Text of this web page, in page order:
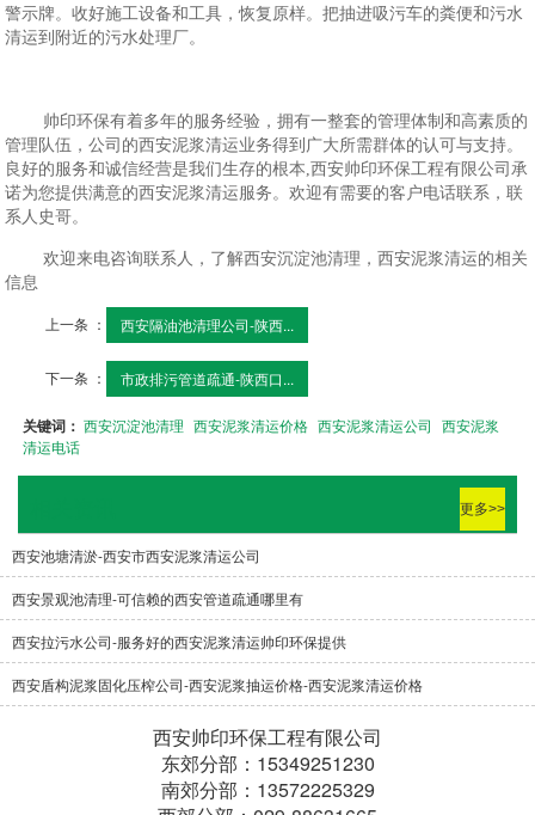
警示牌。收好施工设备和工具，恢复原样。把抽进吸污车的粪便和污水
清运到附近的污水处理厂。
帅印环保有着多年的服务经验，拥有一整套的管理体制和高素质的
管理队伍，公司的西安泥浆清运业务得到广大所需群体的认可与支持。
良好的服务和诚信经营是我们生存的根本,西安帅印环保工程有限公司承
诺为您提供满意的西安泥浆清运服务。欢迎有需要的客户电话联系，联
系人史哥。
欢迎来电咨询联系人，了解西安沉淀池清理，西安泥浆清运的相关
信息
上一条 ： 西安隔油池清理公司-陕西...
下一条 ： 市政排污管道疏通-陕西口...
关键词：西安沉淀池清理 西安泥浆清运价格 西安泥浆清运公司
西安泥浆
清运电话
更多>>
西安池塘清淤-西安市西安泥浆清运公司
西安景观池清理-可信赖的西安管道疏通哪里有
西安拉污水公司-服务好的西安泥浆清运帅印环保提供
西安盾构泥浆固化压榨公司-西安泥浆抽运价格-西安泥浆清运价格
西安帅印环保工程有限公司
东郊分部：15349251230
南郊分部：13572225329